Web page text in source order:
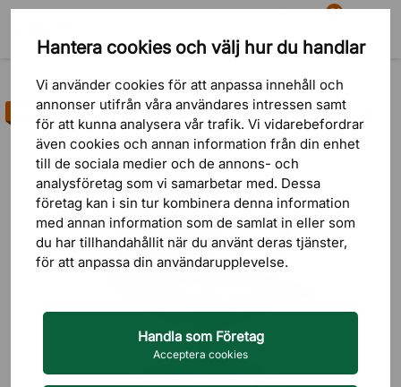
Hantera cookies och välj hur du handlar
Vi använder cookies för att anpassa innehåll och
annonser utifrån våra användares intressen samt
för att kunna analysera vår trafik. Vi vidarebefordrar
även cookies och annan information från din enhet
till de sociala medier och de annons- och
analysföretag som vi samarbetar med. Dessa
företag kan i sin tur kombinera denna information
med annan information som de samlat in eller som
du har tillhandahållit när du använt deras tjänster,
för att anpassa din användarupplevelse.
Handla som Företag
Acceptera cookies
Sök
81
Varukorg Meny
6 omdömen
Bästsäljare